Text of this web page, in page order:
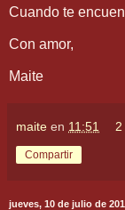
Cuando te
Con amor,
Maite
maite en 11:51
Compartir
jueves, 10 de julio de